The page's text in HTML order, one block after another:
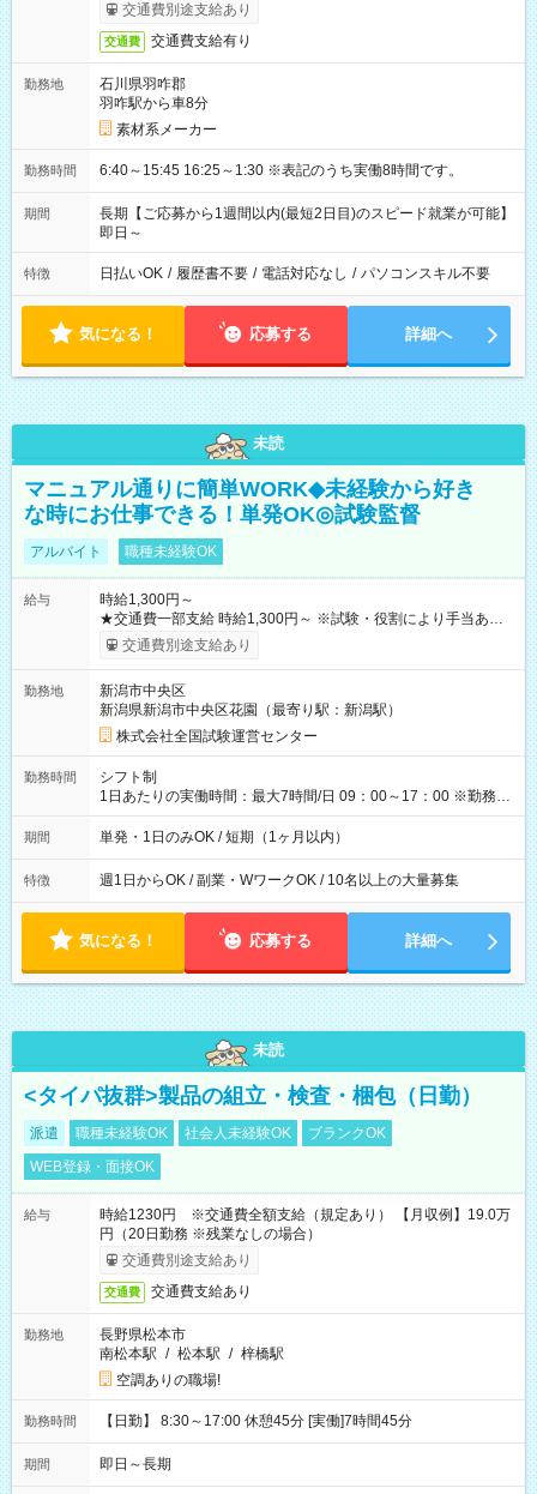
交通費別途支給あり
交通費 交通費支給有り
勤務地
石川県羽咋郡
羽咋駅から車8分
素材系メーカー
勤務時間 6:40～15:45 16:25～1:30 ※表記のうち実働8時間です。
期間
長期【ご応募から1週間以内(最短2日目)のスピード就業が可能】
即日～
特徴 日払いOK / 履歴書不要 / 電話対応なし / パソコンスキル不要
気になる！ 応募する 詳細へ
未読
マニュアル通りに簡単WORK◆未経験から好き
な時にお仕事できる！単発OK◎試験監督
アルバイト 職種未経験OK
給与
時給1,300円～
★交通費一部支給 時給1,300円～ ※試験・役割により手当あり
※勤務回数により昇給あり 【即給（前払い）オプションあ
り！】 希望される場合、勤務から1週間ほどで給与の一部を受け
例】 ・河合塾模擬試験 8:30～17:30（休憩1時間） 時給1,300円
×8時間＝日収10,400円＋交通費 ※当日の役割により時給＋100
円の場合あり ・国家試験 7:00～13:30（休憩なし） 時給1,300
円（役割手当＋100円）×6時間＝日収8,400円＋交通費 【試用期
間】試用期間なし
交通費別途支給あり
勤務地
新潟市中央区
新潟県新潟市中央区花園（最寄り駅：新潟駅）
株式会社全国試験運営センター
勤務時間
シフト制
1日あたりの実働時間：最大7時間/日 09：00～17：00 ※勤務時
間は 試験により異なります。
期間 単発・1日のみOK / 短期（1ヶ月以内）
特徴 週1日からOK / 副業・WワークOK / 10名以上の大量募集
気になる！ 応募する 詳細へ
未読
<タイパ抜群>製品の組立・検査・梱包（日勤）
派遣 職種未経験OK 社会人未経験OK
ブランクOK
WEB登録・面接OK
給与
時給1230円 ※交通費全額支給（規定あり） 【月収例】19.0万
円（20日勤務 ※残業なしの場合）
交通費別途支給あり
交通費 交通費支給あり
勤務地
長野県松本市
南松本駅 / 松本駅 / 梓橋駅
空調ありの職場!
勤務時間 【日勤】 8:30～17:00 休憩45分 [実働]7時間45分
期間 即日～長期